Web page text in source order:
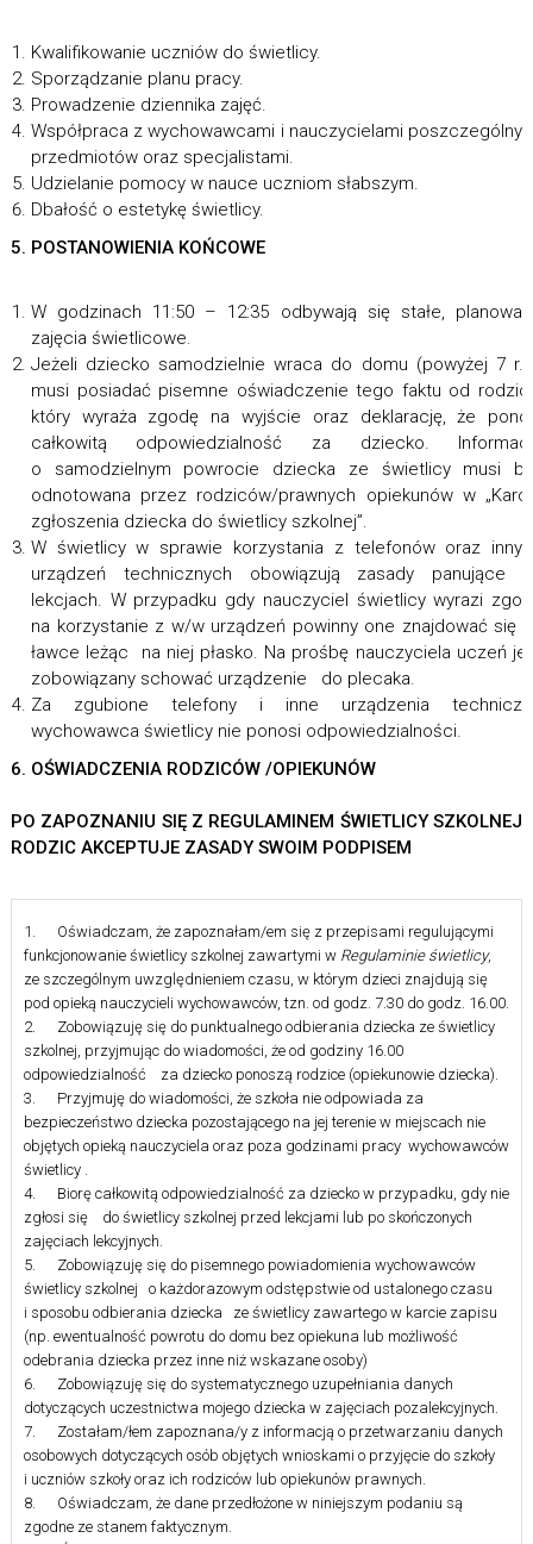
Kwalifikowanie uczniów do świetlicy.
Sporządzanie planu pracy.
Prowadzenie dziennika zajęć.
Współpraca z wychowawcami i nauczycielami
przedmiotów oraz specjalistami.
Udzielanie pomocy w nauce uczniom słabszym.
Dbałość o estetykę świetlicy.
5. POSTANOWIENIA KOŃCOWE
W godzinach 11:50 – 12:35 odbywają się stałe,
zajęcia świetlicowe.
Jeżeli dziecko samodzielnie wraca do domu (powyżej 7
musi posiadać pisemne oświadczenie tego faktu od
który wyraża zgodę na wyjście oraz deklarację, że
całkowitą odpowiedzialność za dziecko.
o samodzielnym powrocie dziecka ze świetlicy musi
odnotowana przez rodziców/prawnych opiekunów w
zgłoszenia dziecka do świetlicy szkolnej”.
W świetlicy w sprawie korzystania z telefonów oraz
urządzeń technicznych obowiązują zasady panujące
lekcjach. W przypadku gdy nauczyciel świetlicy wyrazi
na korzystanie z w/w urządzeń powinny one znajdować się
ławce leżąc na niej płasko. Na prośbę nauczyciela uczeń
zobowiązany schować urządzenie do plecaka.
Za zgubione telefony i inne urządzenia
wychowawca świetlicy nie ponosi odpowiedzialności.
6. OŚWIADCZENIA RODZICÓW /OPIEKUNÓW
PO ZAPOZNANIU SIĘ Z REGULAMINEM ŚWIETLICY SZKOLNEJ
RODZIC AKCEPTUJE ZASADY SWOIM PODPISEM
1. Oświadczam, że zapoznałam/em się z przepisami regulującymi
funkcjonowanie świetlicy szkolnej zawartymi w Regulaminie świetlicy,
ze szczególnym uwzględnieniem czasu, w którym dzieci znajdują się
pod opieką nauczycieli wychowawców, tzn. od godz. 7.30 do godz. 16.00.
2. Zobowiązuję się do punktualnego odbierania dziecka ze świetlicy
szkolnej, przyjmując do wiadomości, że od godziny 16.00
odpowiedzialność za dziecko ponoszą rodzice (opiekunowie dziecka).
3. Przyjmuję do wiadomości, że szkoła nie odpowiada za
bezpieczeństwo dziecka pozostającego na jej terenie w miejscach nie
objętych opieką nauczyciela oraz poza godzinami pracy wychowawców
świetlicy .
4. Biorę całkowitą odpowiedzialność za dziecko w przypadku, gdy nie
zgłosi się do świetlicy szkolnej przed lekcjami lub po skończonych
zajęciach lekcyjnych.
5. Zobowiązuję się do pisemnego powiadomienia wychowawców
świetlicy szkolnej o każdorazowym odstępstwie od ustalonego czasu
i sposobu odbierania dziecka ze świetlicy zawartego w karcie zapisu
(np. ewentualność powrotu do domu bez opiekuna lub możliwość
odebrania dziecka przez inne niż wskazane osoby)
6. Zobowiązuję się do systematycznego uzupełniania danych
dotyczących uczestnictwa mojego dziecka w zajęciach pozalekcyjnych.
7. Zostałam/łem zapoznana/y z informacją o przetwarzaniu danych
osobowych dotyczących osób objętych wnioskami o przyjęcie do szkoły
i uczniów szkoły oraz ich rodziców lub opiekunów prawnych.
8. Oświadczam, że dane przedłożone w niniejszym podaniu są
zgodne ze stanem faktycznym.